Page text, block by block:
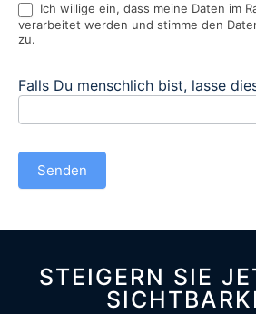
Ich willige ein, dass meine Daten im
verarbeitet werden und stimme den
zu.
Falls Du menschlich bist, lasse
Senden
STEIGERN SIE